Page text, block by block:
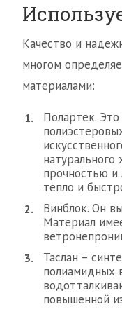
Качество и
многом
материалами:
Полартек.
натурального
прочностью и
тепло и
Винблок. Он
Материал
Таслан –
полиамидных
повышенной